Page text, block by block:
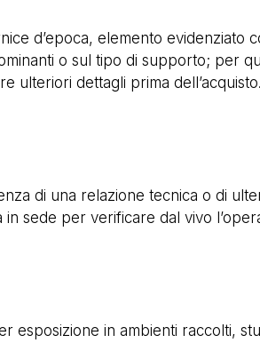
d’epoca, elemento evidenziato
o sul tipo di supporto; per
ulteriori dettagli prima dell’acquisto.
di una relazione tecnica o di
sede per verificare dal vivo
esposizione in ambienti raccolti,